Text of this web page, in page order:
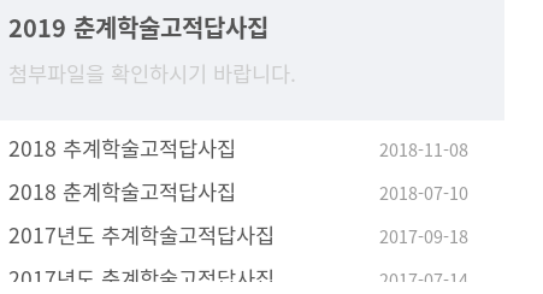
2019 춘계학술고적답사집
첨부파일을 확인하시기 바랍니다.
2018-11-08
2018 추계학술고적답사집
2018-07-10
2018 춘계학술고적답사집
2017-09-18
2017년도 추계학술고적답사집
2017-07-14
2017년도 춘계학술고적답사집